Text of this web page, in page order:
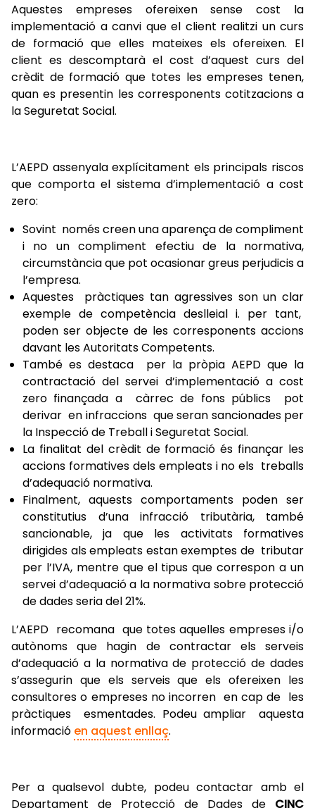
Aquestes empreses ofereixen sense cost la
implementació a canvi que el client realitzi un curs
de formació que elles mateixes els ofereixen. El
client es descomptarà el cost d’aquest curs del
crèdit de formació que totes les empreses tenen,
quan es presentin les corresponents cotitzacions a
la Seguretat Social.
L’AEPD assenyala explícitament els principals riscos
que comporta el sistema d’implementació a cost
zero:
Sovint només creen una aparença de compliment
i no un compliment efectiu de la normativa,
circumstància que pot ocasionar greus perjudicis a
l’empresa.
Aquestes pràctiques tan agressives son un clar
exemple de competència deslleial i. per tant,
poden ser objecte de les corresponents accions
davant les Autoritats Competents.
També es destaca per la pròpia AEPD que la
contractació del servei d’implementació a cost
zero finançada a càrrec de fons públics pot
derivar en infraccions que seran sancionades per
la Inspecció de Treball i Seguretat Social.
La finalitat del crèdit de formació és finançar les
accions formatives dels empleats i no els treballs
d’adequació normativa.
Finalment, aquests comportaments poden ser
constitutius d’una infracció tributària, també
sancionable, ja que les activitats formatives
dirigides als empleats estan exemptes de tributar
per l’IVA, mentre que el tipus que correspon a un
servei d’adequació a la normativa sobre protecció
de dades seria del 21%.
L’AEPD recomana que totes aquelles empreses i/o
autònoms que hagin de contractar els serveis
d’adequació a la normativa de protecció de dades
s’assegurin que els serveis que els ofereixen les
consultores o empreses no incorren en cap de les
pràctiques esmentades. Podeu ampliar aquesta
informació en aquest enllaç.
Per a qualsevol dubte, podeu contactar amb el
Departament de Protecció de Dades de CINC